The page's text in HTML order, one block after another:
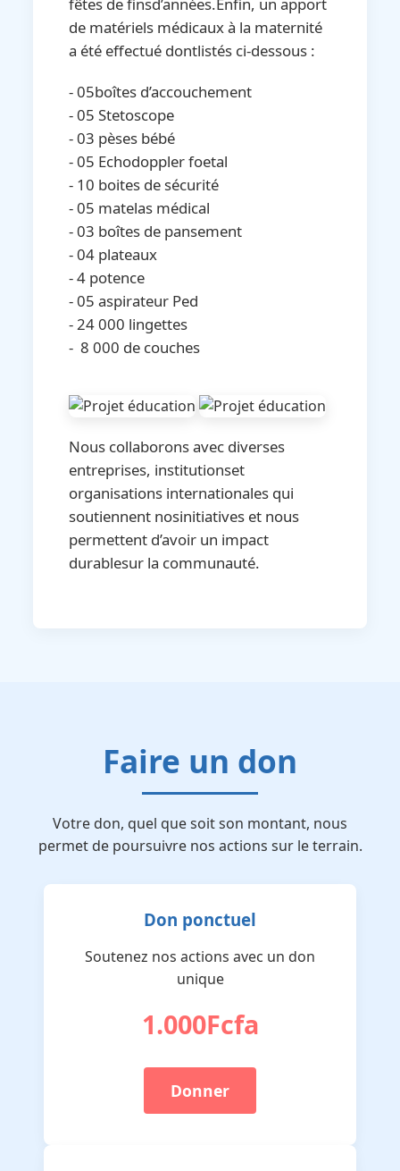
de matériels médicaux à la maternité
a été effectué dontlistés ci-dessous :
- 05boîtes d’accouchement
- ⁠05 Stetoscope
- ⁠03 pèses bébé
- ⁠05 Echodoppler foetal
- ⁠10 boites de sécurité
- ⁠05 matelas médical
- ⁠03 boîtes de pansement
- ⁠04 plateaux
- ⁠4 potence
- ⁠05 aspirateur Ped
- ⁠24 000 lingettes
- ⁠ 8 000 de couches
Nous collaborons avec diverses
entreprises, institutionset
organisations internationales qui
soutiennent nosinitiatives et nous
permettent d’avoir un impact
durablesur la communauté.
Faire un don
Votre don, quel que soit son montant, nous
permet de poursuivre nos actions sur le terrain.
Don ponctuel
Soutenez nos actions avec un don
unique
1.000Fcfa
Donner